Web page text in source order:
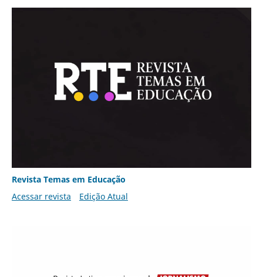
Revista Temas em Educação
Acessar revista
Edição Atual